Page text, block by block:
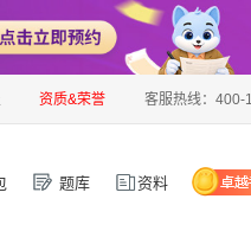
资质&荣誉 客服热线：400-
题库 资料